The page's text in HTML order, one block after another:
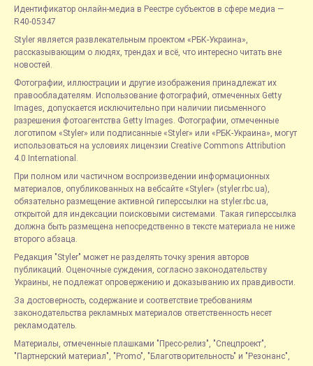
Идентификатор онлайн-медиа в Реестре субъектов в сфере медиа —
R40-05347
Styler является развлекательным проектом «РБК-Украина»,
рассказывающим о людях, трендах и всё, что интересно читать вне
новостей.
Фотографии, иллюстрации и другие изображения принадлежат их
правообладателям. Использование фотографий, отмеченных Getty
Images, допускается исключительно при наличии письменного
разрешения фотоагентства Getty Images. Фотографии, отмеченные
логотипом «Styler» или подписанные «Styler» или «РБК-Украина», могут
использоваться на условиях лицензии Creative Commons Attribution
4.0 International.
При полном или частичном воспроизведении информационных
материалов, опубликованных на вебсайте «Styler» (styler.rbc.ua),
обязательно размещение активной гиперссылки на styler.rbc.ua,
открытой для индексации поисковыми системами. Такая гиперссылка
должна быть размещена непосредственно в тексте материала не ниже
второго абзаца.
Редакция "Styler" может не разделять точку зрения авторов
публикаций. Оценочные суждения, согласно законодательству
Украины, не подлежат опровержению и доказыванию их правдивости.
За достоверность, содержание и соответствие требованиям
законодательства рекламных материалов ответственность несет
рекламодатель.
Материалы, отмеченные плашками "Пресс-релиз", "Спецпроект",
"Партнерский материал", "Promo", "Благотворительность" и "Резонанс",